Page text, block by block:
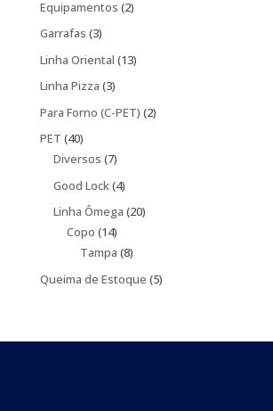
Equipamentos 22
Garrafas 33
produtos
Linha Oriental 1313
Linha Pizza 33
produtos
Para Forno (C-PET) 22
PET 4040
produtos
Diversos 77
produtos
Good Lock 44
produtos
Linha Ômega 2020
Copo 1414
produtos
Tampa 88
produtos
Queima de Estoque 55